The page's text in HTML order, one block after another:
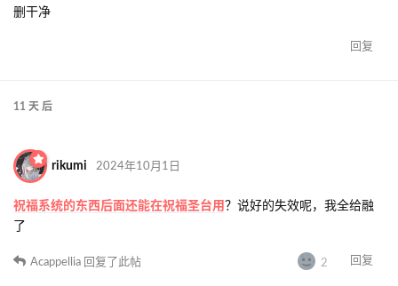
删干净
回复
11 天 后
rikumi 2024年10月1日
祝福系统的东西后面还能在祝福圣台用 ？说好的失效呢，我全给融
了
2 回复
Acappellia 回复了此帖